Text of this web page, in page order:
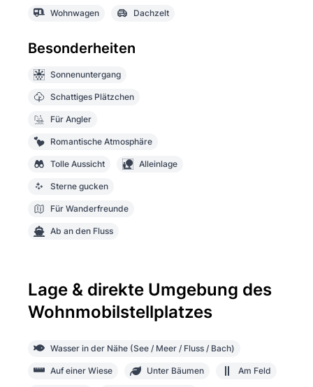
Wohnwagen Dachzelt
Besonderheiten
Sonnenuntergang
Schattiges Plätzchen
Für Angler
Romantische Atmosphäre
Tolle Aussicht Alleinlage
Sterne gucken
Für Wanderfreunde
Ab an den Fluss
Lage & direkte Umgebung des
Wohnmobilstellplatzes
Wasser in der Nähe (See / Meer / Fluss / Bach)
Auf einer Wiese Unter Bäumen Am Feld